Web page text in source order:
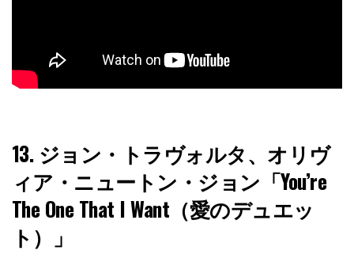
13. ジョン・トラヴォルタ、オリヴ
ィア・ニュートン・ジョン「You’re
The One That I Want（愛のデュエッ
ト）」